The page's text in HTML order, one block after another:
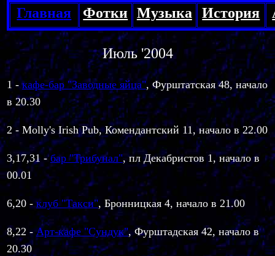
Главная Фотки Музыка История
Июль '2004
1 -кафе-бар "Заводные яйца", Фурштатская 48, начало
в 20.30
2 - Molly's Irish Pub, Комендантский 11, начало в 22.00
3,17,31 -бар "Трибунал", пл Декабристов 1, начало в
00.01
6,20 -клуб "Такси", Бронницкая 4, начало в 21.00
8,22 -Арт-кафе "Сундук",Фурштадская 42, начало в
20.30